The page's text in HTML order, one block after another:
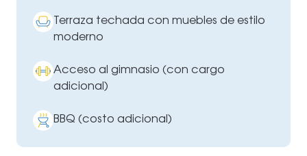
Terraza techada con muebles de estilo
moderno
Acceso al gimnasio (con cargo
adicional)
BBQ (costo adicional)